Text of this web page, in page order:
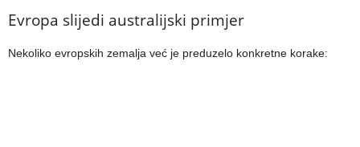
Evropa slijedi australijski primjer
Nekoliko evropskih zemalja već je preduzelo konkretne korake: